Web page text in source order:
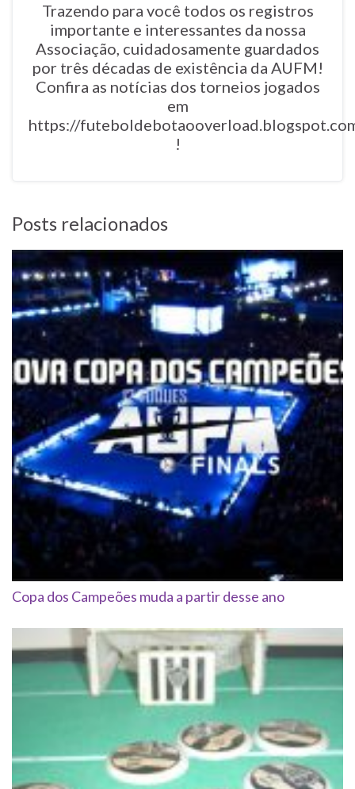
Trazendo para você todos os registros
importante e interessantes da nossa
Associação, cuidadosamente guardados
por três décadas de existência da AUFM!
Confira as notícias dos torneios jogados
em
https://
!
Posts relacionados
Copa dos Campeões muda a partir desse ano